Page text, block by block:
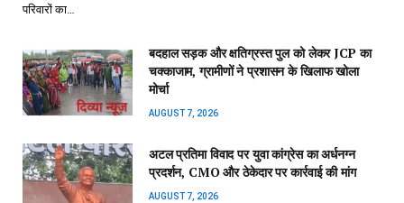
परिवारों का…
बदहाल सड़क और क्षतिग्रस्त पुल को लेकर JCP का
चक्काजाम, ग्रामीणों ने प्रशासन के खिलाफ खोला
मोर्चा
AUGUST 7, 2026
अटल प्रतिमा विवाद पर युवा कांग्रेस का अर्धनग्न
प्रदर्शन, CMO और ठेकेदार पर कार्रवाई की मांग
AUGUST 7, 2026